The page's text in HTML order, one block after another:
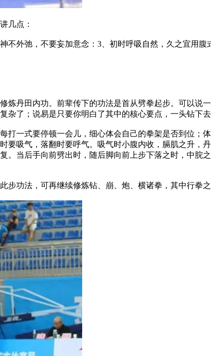
几点：
弛，不要妄加意念：3、初时呼吸自然，久之宜用腹
丹田内功。前辈传下的功法是首从劈拳起步。可以说
了；说易是只要你明白了其中的核心要点，一头钻下去
式要停顿一会儿，细心体会自己的拳架是否到位；
要吸气，落翻时要呼气。吸气时小腹内收，膈肌之升，
当后手向前劈出时，随后脚向前上步下落之时，中脘
法，可再继续修炼钻、崩、炮、横诸拳，其中行拳之